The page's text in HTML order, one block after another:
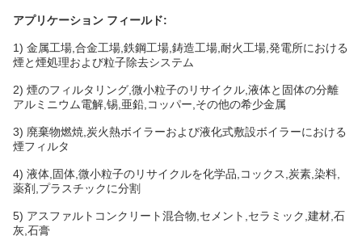
アプリケーション フィールド:
1) 金属工場,合金工場,鉄鋼工場,鋳造工場,耐火工場,発電所における
煙と煙処理および粒子除去システム
2) 煙のフィルタリング,微小粒子のリサイクル,液体と固体の分離
アルミニウム電解,锡,亜鉛,コッパー,その他の希少金属
3) 廃棄物燃焼,炭火熱ボイラーおよび液化式敷設ボイラーにおける
煙フィルタ
4) 液体,固体,微小粒子のリサイクルを化学品,コックス,炭素,染料,
薬剤,プラスチックに分割
5) アスファルトコンクリート混合物,セメント,セラミック,建材,石
灰,石膏